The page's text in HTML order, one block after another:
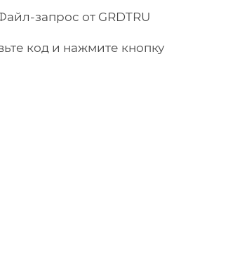
запрос от GRDTRU
код и нажмите кнопку